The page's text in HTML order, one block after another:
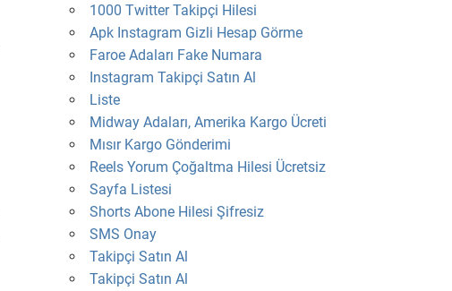
1000 Twitter Takipçi Hilesi
Apk Instagram Gizli Hesap Görme
Faroe Adaları Fake Numara
Instagram Takipçi Satın Al
Liste
Midway Adaları, Amerika Kargo Ücreti
Mısır Kargo Gönderimi
Reels Yorum Çoğaltma Hilesi Ücretsiz
Sayfa Listesi
Shorts Abone Hilesi Şifresiz
SMS Onay
Takipçi Satın Al
Takipçi Satın Al